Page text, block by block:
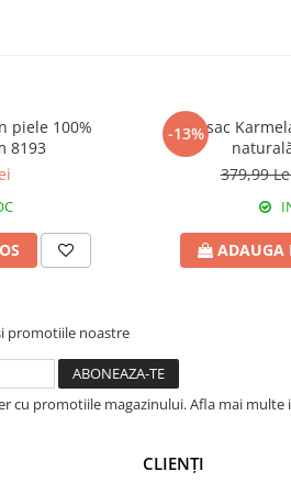
piele 100%
8193
-13%
Rucsac
379,99
ADAUGA
promotiile noastre
cu promotiile magazinului. Afla mai multe
CLIENȚI